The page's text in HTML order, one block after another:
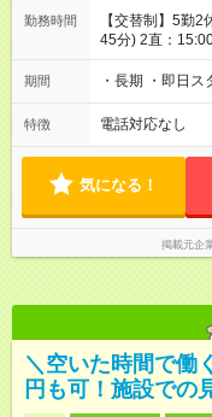
勤務時間
【交替制】5勤
45分) 2直：
～翌7:45(実働7
期間 ・長期 ・即日ス
特徴 電話対応なし
気になる！
掲載元企
＼空いた時間で働
円も可！施設での